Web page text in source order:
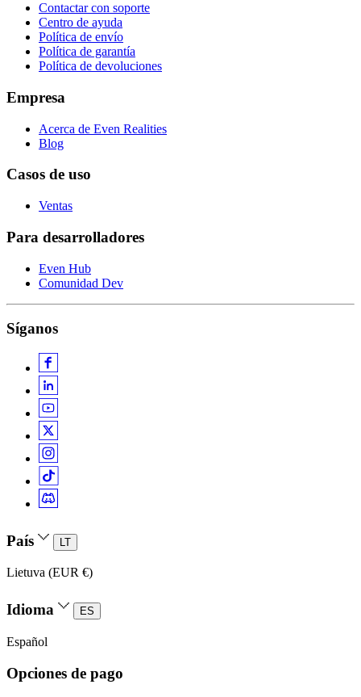
Contactar con soporte
Centro de ayuda
Política de envío
Política de garantía
Política de devoluciones
Empresa
Acerca de Even Realities
Blog
Casos de uso
Ventas
Para desarrolladores
Even Hub
Comunidad Dev
Síganos
País LT
Lietuva (EUR €)
Idioma ES
Español
Opciones de pago